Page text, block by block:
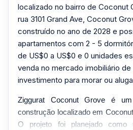
localizado no bairro de Coconut
rua 3101 Grand Ave, Coconut
construído no ano de 2028 e
apartamentos com 2 - 5
de US$0 a US$0 e 0 unidades
venda no mercado imobiliário
investimento para morar ou
Ziggurat Coconut Grove é
construção localizado em
O projeto foi planejado como